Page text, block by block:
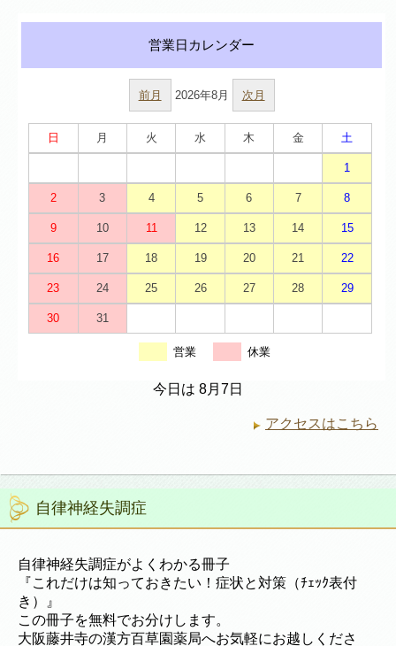
前月 2026年8月 次月
日 月 火 水 木 金 土
1
2 3 4 5 6 7 8
9 10 11 12 13 14 15
16 17 18 19 20 21 22
23 24 25 26 27 28 29
30 31
営業 休業
今日は 8月7日
アクセスはこちら
自律神経失調症
自律神経失調症がよくわかる冊子
『これだけは知っておきたい！症状と対策（ﾁｪｯｸ表付
き）』
この冊子を無料でお分けします。
大阪藤井寺の漢方百草園薬局へお気軽にお越しくださ